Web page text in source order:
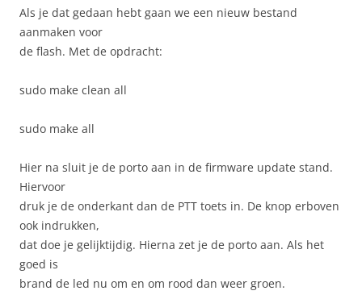
Als je dat gedaan hebt gaan we een nieuw bestand
aanmaken voor
de flash. Met de opdracht:
sudo make clean all
sudo make all
Hier na sluit je de porto aan in de firmware update stand.
Hiervoor
druk je de onderkant dan de PTT toets in. De knop erboven
ook indrukken,
dat doe je gelijktijdig. Hierna zet je de porto aan. Als het
goed is
brand de led nu om en om rood dan weer groen.